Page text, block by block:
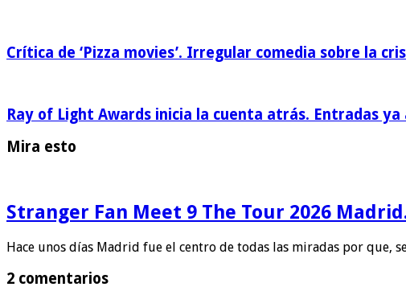
Crítica de ‘Pizza movies’. Irregular comedia sobre la
Ray of Light Awards inicia la cuenta atrás. Entradas ya
Mira esto
Stranger Fan Meet 9 The Tour 2026
Hace unos días Madrid fue el centro de todas las miradas por que,
2 comentarios